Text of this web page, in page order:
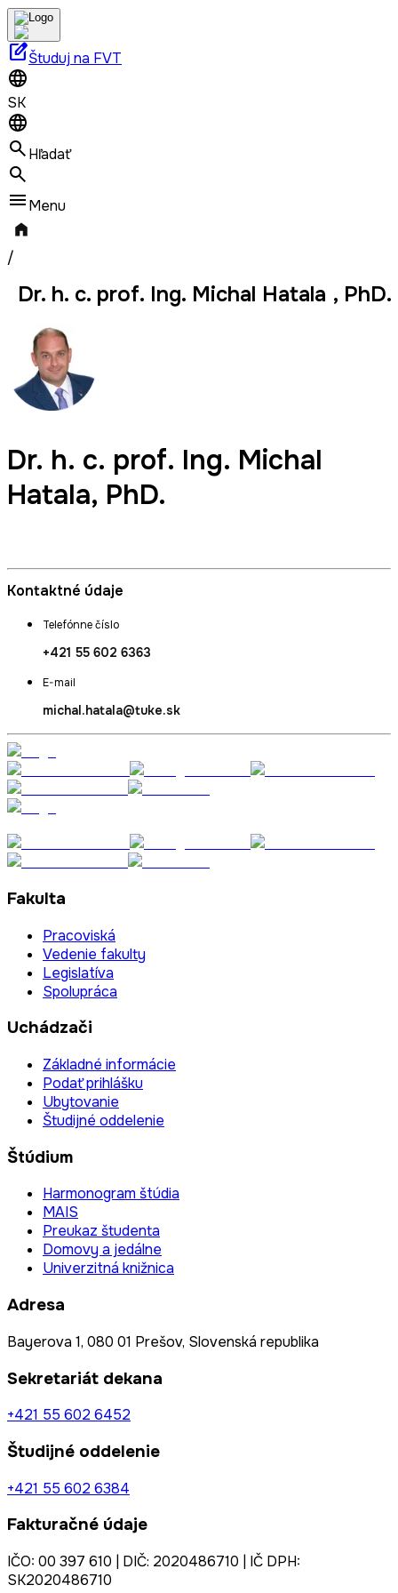
edit_squareŠtuduj na FVT
SK
Hľadať
Menu
/
Dr. h. c. prof. Ing. Michal Hatala , PhD.
Dr. h. c. prof. Ing. Michal
Hatala, PhD.
Kontaktné údaje
Telefónne číslo
+421 55 602 6363
E-mail
michal.hatala@tuke.sk
Fakulta
Pracoviská
Vedenie fakulty
Legislatíva
Spolupráca
Uchádzači
Základné informácie
Podať prihlášku
Ubytovanie
Študijné oddelenie
Štúdium
Harmonogram štúdia
MAIS
Preukaz študenta
Domovy a jedálne
Univerzitná knižnica
Adresa
Bayerova 1, 080 01 Prešov, Slovenská republika
Sekretariát dekana
+421 55 602 6452
Študijné oddelenie
+421 55 602 6384
Fakturačné údaje
IČO: 00 397 610 | DIČ: 2020486710 | IČ DPH:
SK2020486710